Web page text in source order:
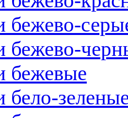
бежево-
бежево-
бежевые
бело-